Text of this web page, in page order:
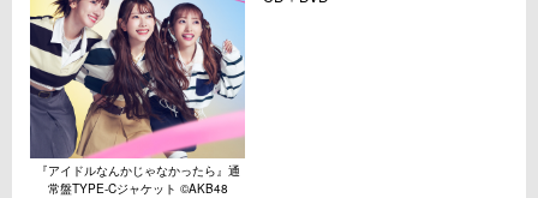
『アイドルなんかじゃなかったら』通
常盤TYPE-Cジャケット ©︎AKB48